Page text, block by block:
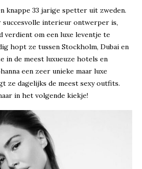
knappe 33 jarige spetter uit zweden.
succesvolle interieur ontwerper is,
verdient om een luxe leventje te
hopt ze tussen Stockholm, Dubai en
in de meest luxueuze hotels en
een zeer unieke maar luxe
ze dagelijks de meest sexy outfits.
in het volgende kiekje!